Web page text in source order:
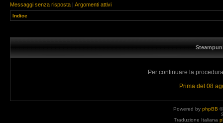
Messaggi senza risposta | Argomenti attivi
Indice
Per continuare la
Prima del 08
Powered by phpBB
Traduzione Italiana